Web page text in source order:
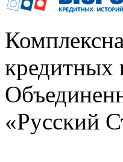
кредитных
«Русский